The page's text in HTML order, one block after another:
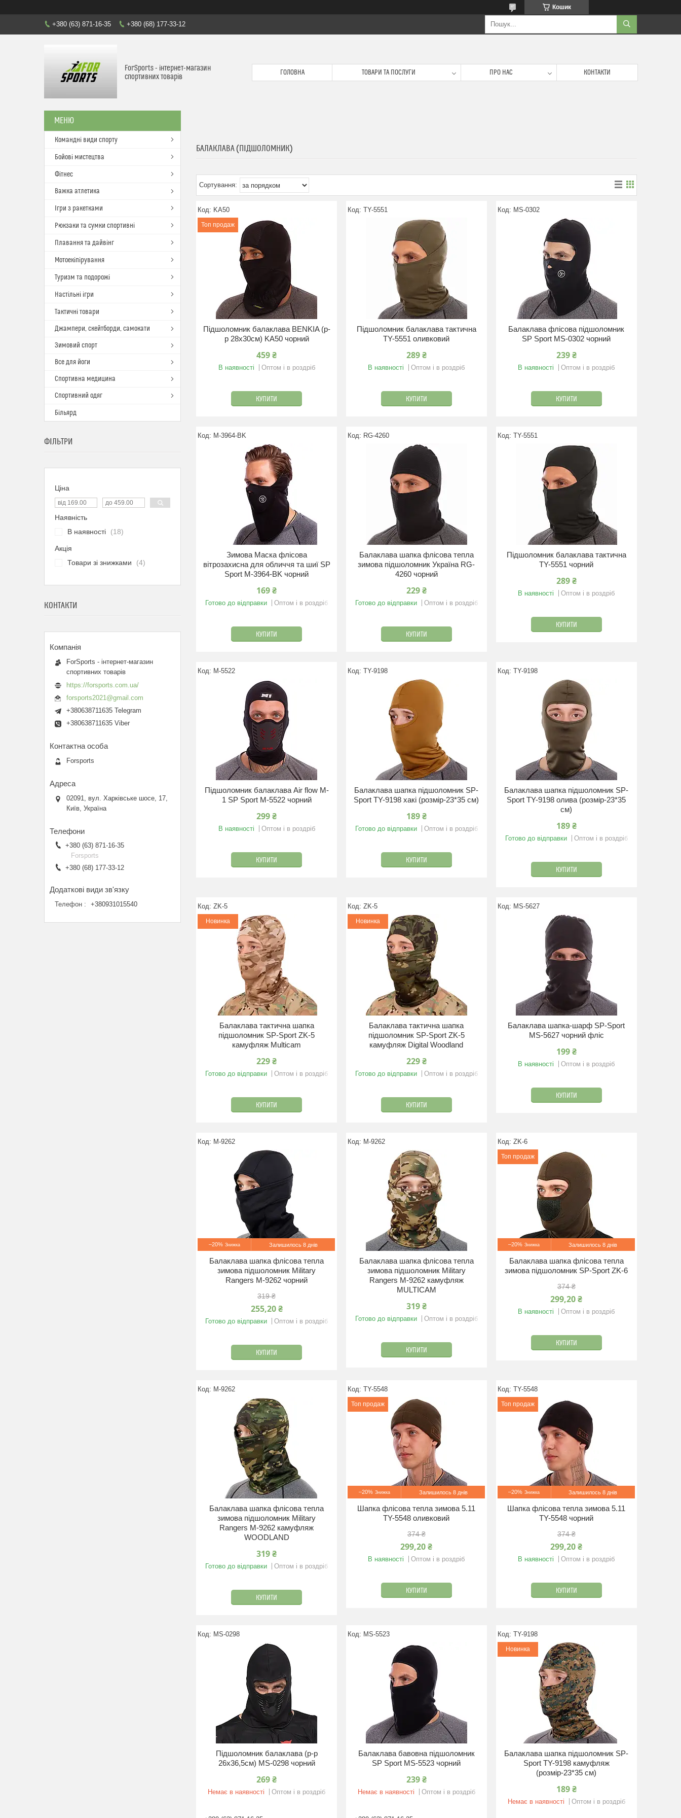
Кошик
+380 (63) 871-16-35 +380 (68) 177-33-12
ForSports - інтернет-магазин
спортивних товарів
ГОЛОВНА ТОВАРИ ТА ПОСЛУГИ ПРО НАС КОНТАКТИ
БАЛАКЛАВА (ПІДШОЛОМНИК)
KA50
Топ продаж
Підшоломник балаклава BENKIA (р-
р 28х30см) KA50 чорний
459 ₴
В наявності Оптом і в роздріб
КУПИТИ
TY-5551
Підшоломник балаклава тактична
TY-5551 оливковий
289 ₴
В наявності Оптом і в роздріб
КУПИТИ
MS-0302
Балаклава флісова підшоломник
SP Sport MS-0302 чорний
239 ₴
В наявності Оптом і в роздріб
КУПИТИ
M-3964-BK
Зимова Маска флісова
вітрозахисна для обличчя та шиї SP
Sport M-3964-BK чорний
169 ₴
Готово до відправки Оптом і в роздріб
КУПИТИ
RG-4260
Балаклава шапка флісова тепла
зимова підшоломник Україна RG-
4260 чорний
229 ₴
Готово до відправки Оптом і в роздріб
КУПИТИ
TY-5551
Підшоломник балаклава тактична
TY-5551 чорний
289 ₴
В наявності Оптом і в роздріб
КУПИТИ
M-5522
Підшоломник балаклава Air flow M-
1 SP Sport M-5522 чорний
299 ₴
В наявності Оптом і в роздріб
КУПИТИ
TY-9198
Балаклава шапка підшоломник SP-
Sport TY-9198 хакі (розмір-23*35 см)
189 ₴
Готово до відправки Оптом і в роздріб
КУПИТИ
TY-9198
Балаклава шапка підшоломник SP-
Sport TY-9198 олива (розмір-23*35
см)
189 ₴
Готово до відправки Оптом і в роздріб
КУПИТИ
ZK-5
Новинка
Балаклава тактична шапка
підшоломник SP-Sport ZK-5
камуфляж Multicam
229 ₴
Готово до відправки Оптом і в роздріб
КУПИТИ
ZK-5
Новинка
Балаклава тактична шапка
підшоломник SP-Sport ZK-5
камуфляж Digital Woodland
229 ₴
Готово до відправки Оптом і в роздріб
КУПИТИ
MS-5627
Балаклава шапка-шарф SP-Sport
MS-5627 чорний фліс
199 ₴
В наявності Оптом і в роздріб
КУПИТИ
M-9262
–20% Залишилось 8 днів
Балаклава шапка флісова тепла
зимова підшоломник Military
Rangers M-9262 чорний
319 ₴
255,20 ₴
Готово до відправки Оптом і в роздріб
КУПИТИ
M-9262
Балаклава шапка флісова тепла
зимова підшоломник Military
Rangers M-9262 камуфляж
MULTICAM
319 ₴
Готово до відправки Оптом і в роздріб
КУПИТИ
ZK-6
Топ продаж
–20% Залишилось 8 днів
Балаклава шапка флісова тепла
зимова підшоломник SP-Sport ZK-6
374 ₴
299,20 ₴
В наявності Оптом і в роздріб
КУПИТИ
M-9262
Балаклава шапка флісова тепла
зимова підшоломник Military
Rangers M-9262 камуфляж
WOODLAND
319 ₴
Готово до відправки Оптом і в роздріб
КУПИТИ
TY-5548
Топ продаж
–20% Залишилось 8 днів
Шапка флісова тепла зимова 5.11
TY-5548 оливковий
374 ₴
299,20 ₴
В наявності Оптом і в роздріб
КУПИТИ
TY-5548
Топ продаж
–20% Залишилось 8 днів
Шапка флісова тепла зимова 5.11
TY-5548 чорний
374 ₴
299,20 ₴
В наявності Оптом і в роздріб
КУПИТИ
MS-0298
Підшоломник балаклава (р-р
26х36,5см) MS-0298 чорний
269 ₴
Немає в наявності Оптом і в роздріб
MS-5523
Балаклава бавовна підшоломник
SP Sport MS-5523 чорний
239 ₴
Немає в наявності Оптом і в роздріб
TY-9198
Новинка
Балаклава шапка підшоломник SP-
Sport TY-9198 камуфляж
(розмір-23*35 см)
189 ₴
Немає в наявності Оптом і в роздріб
Командні види спорту
Бойові мистецтва
Фітнес
Важка атлетика
Ігри з ракетками
Рюкзаки та сумки спортивні
Плавання та дайвінг
Мотоекіпірування
Туризм та подорожі
Настільні ігри
Тактичні товари
Джампери, скейтборди, самокати
Зимовий спорт
Все для йоги
Спортивна медицина
Спортивний одяг
Більярд
ФІЛЬТРИ
Ціна
Наявність
В наявності
18
Акція
Товари зі знижками
4
КОНТАКТИ
ForSports - інтернет-магазин
спортивних товарів
https://forsports.com.ua/
forsports2021@gmail.com
+380638711635 Telegram
+380638711635 Viber
Forsports
02091, вул. Харківське шосе, 17,
Київ, Україна
+380 (63) 871-16-35
Forsports
+380 (68) 177-33-12
Телефон +380931015540